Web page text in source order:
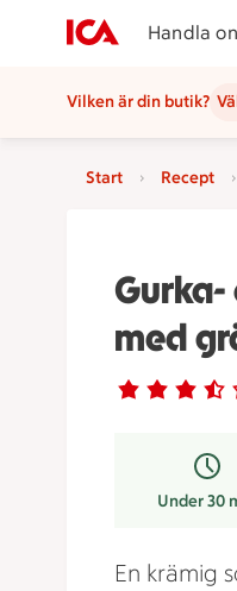
Handla
Vilken är din butik?
Start Recept
med
Betyg 3.3 av 5.
29 personer
Under 30
En krämig